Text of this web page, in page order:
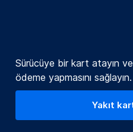
Sürücüye bir kart atayın
ödeme yapmasını sağlayın.
Yakıt